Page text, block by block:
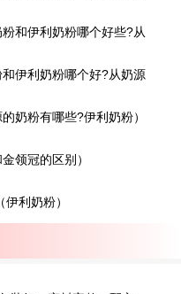
和伊利奶粉哪个好些?从
伊利奶粉哪个好?从奶源
奶粉有哪些?伊利奶粉）
领冠的区别）
利奶粉）